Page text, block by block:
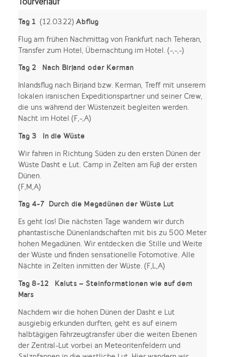
Tag 1 (12.03.22) Abflug
Flug am frühen Nachmittag von Frankfurt nach Teheran,
Transfer zum Hotel, Übernachtung im Hotel. (-,-,-)
Tag 2 Nach Birjand oder Kerman
Inlandsflug nach Birjand bzw. Kerman, Treff mit unserem
lokalen iranischen Expeditionspartner und seiner Crew,
die uns während der Wüstenzeit begleiten werden.
Nacht im Hotel (F,-,A)
Tag 3 In die Wüste
Wir fahren in Richtung Süden zu den ersten Dünen der
Wüste Dasht e Lut. Camp in Zelten am Fuß der ersten
Dünen.
(F,M,A)
Tag 4-7 Durch die Megadünen der Wüste Lut
Es geht los! Die nächsten Tage wandern wir durch
phantastische Dünenlandschaften mit bis zu 500 Meter
hohen Megadünen. Wir entdecken die Stille und Weite
der Wüste und finden sensationelle Fotomotive. Alle
Nächte in Zelten inmitten der Wüste. (F,L,A)
Tag 8-12 Kaluts – Steinformationen wie auf dem
Mars
Nachdem wir die hohen Dünen der Dasht e Lut
ausgiebig erkunden durften, geht es auf einem
halbtägigen Fahrzeugtransfer über die weiten Ebenen
der Zentral-Lut vorbei an Meteoritenfeldern und